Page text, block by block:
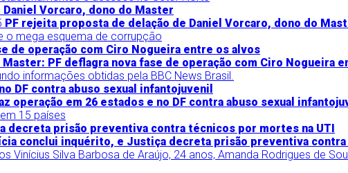
PF rejeita proposta de delação de Daniel Vorcaro, dono do
o mega esquema de corrupção
Master: PF deflagra nova fase de operação com Ciro Nogueira
informações obtidas pela BBC News Brasil.
operação em 26 estados e no DF contra abuso sexual
15 países
conclui inquérito, e Justiça decreta prisão preventiva
Vinícius Silva Barbosa de Araújo, 24 anos, Amanda Rodrigues de